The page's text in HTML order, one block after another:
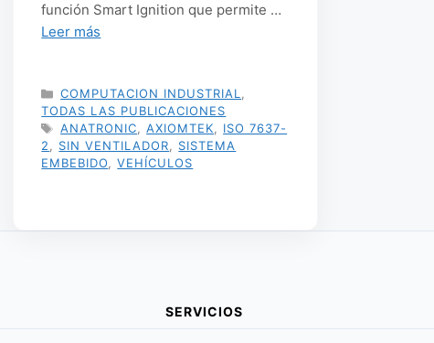
función Smart Ignition que permite …
Leer más
CATEGORÍAS
COMPUTACION INDUSTRIAL
TODAS LAS PUBLICACIONES
ETIQUETAS
ANATRONIC ,AXIOMTEK
ISO 7637-
2
SIN VENTILADOR
SISTEMA
EMBEBIDO ,VEHÍCULOS
SERVICIOS